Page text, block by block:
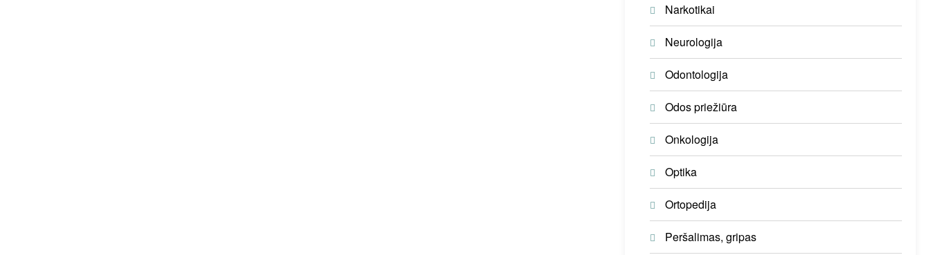
Narkotikai
Neurologija
Odontologija
Odos priežiūra
Onkologija
Optika
Ortopedija
Peršalimas, gripas